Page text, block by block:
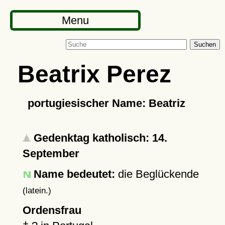
Menu
Suchen
Beatrix Perez
portugiesischer Name: Beatriz
Gedenktag katholisch: 14.
September
Name bedeutet: die Beglückende
(latein.)
Ordensfrau